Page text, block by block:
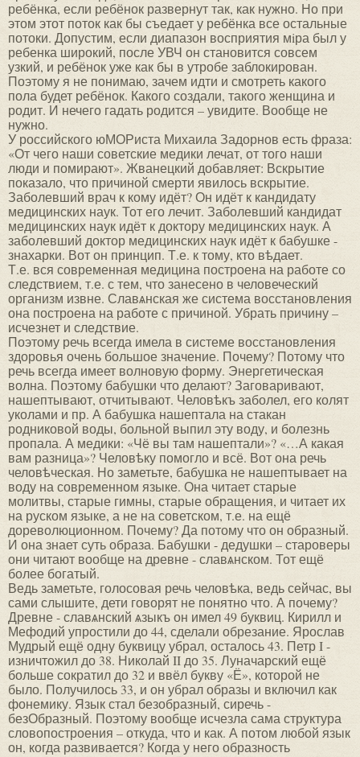
ребёнка, если ребёнок развернут так, как нужно. Но при
этом этот поток как бы съедает у ребёнка все остальные
потоки. Допустим, если диапазон восприятия мiра был у
ребенка широкий, после УВЧ он становится совсем
узкий, и ребёнок уже как бы в утробе заблокирован.
Поэтому я не понимаю, зачем идти и смотреть какого
пола будет ребёнок. Какого создали, такого женщина и
родит. И нечего гадать родится – увидите. Вообще не
нужно.
У российского юМОРиста Михаила Задорнов есть фраза:
«От чего наши советские медики лечат, от того наши
люди и помирают». Жванецкий добавляет: Вскрытие
показало, что причиной смерти явилось вскрытие.
Заболевший врач к кому идёт? Он идёт к кандидату
медицинских наук. Тот его лечит. Заболевший кандидат
медицинских наук идёт к доктору медицинских наук. А
заболевший доктор медицинских наук идёт к бабушке -
знахарки. Вот он принцип. Т.е. к тому, кто вѣдает.
Т.е. вся современная медицина построена на работе со
следствием, т.е. с тем, что занесено в человеческий
организм извне. Славѧнская же система восстановления
она построена на работе с причиной. Убрать причину –
исчезнет и следствие.
Поэтому речь всегда имела в системе восстановления
здоровья очень большое значение. Почему? Потому что
речь всегда имеет волновую форму. Энергетическая
волна. Поэтому бабушки что делают? Заговаривают,
нашептывают, отчитывают. Человѣкъ заболел, его колят
уколами и пр. А бабушка нашептала на стакан
родниковой воды, больной выпил эту воду, и болезнь
пропала. А медики: «Чё вы там нашептали»? «…А какая
вам разница»? Человѣку помогло и всё. Вот она речь
человѣческая. Но заметьте, бабушка не нашептывает на
воду на современном языке. Она читает старые
молитвы, старые гимны, старые обращения, и читает их
на руском языке, а не на советском, т.е. на ещё
дореволюционном. Почему? Да потому что он образный.
И она знает суть образа. Бабушки - дедушки – староверы
они читают вообще на древне - славѧнском. Тот ещё
более богатый.
Ведь заметьте, голосовая речь человѣка, ведь сейчас, вы
сами слышите, дети говорят не понятно что. А почему?
Древне - славѧнский ѧзыкъ он имел 49 буквиц. Кирилл и
Мефодий упростили до 44, сделали обрезание. Ярослав
Мудрый ещё одну буквицу убрал, осталось 43. Петр I -
изничтожил до 38. Николай II до 35. Луначарский ещё
больше сократил до 32 и ввёл букву «Ё», которой не
было. Получилось 33, и он убрал образы и включил как
фонемику. Язык стал безобразный, сиречь -
безОбразный. Поэтому вообще исчезла сама структура
словопостроения – откуда, что и как. А потом любой язык
он, когда развивается? Когда у него образность